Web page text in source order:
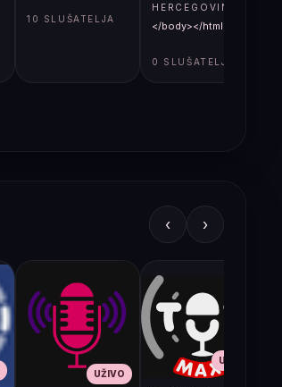
10 SLUŠATELJA
HERCEGOVINA
</body></html>
0 SLUŠATELJA
‹ ›
UŽIVO
UŽIVO